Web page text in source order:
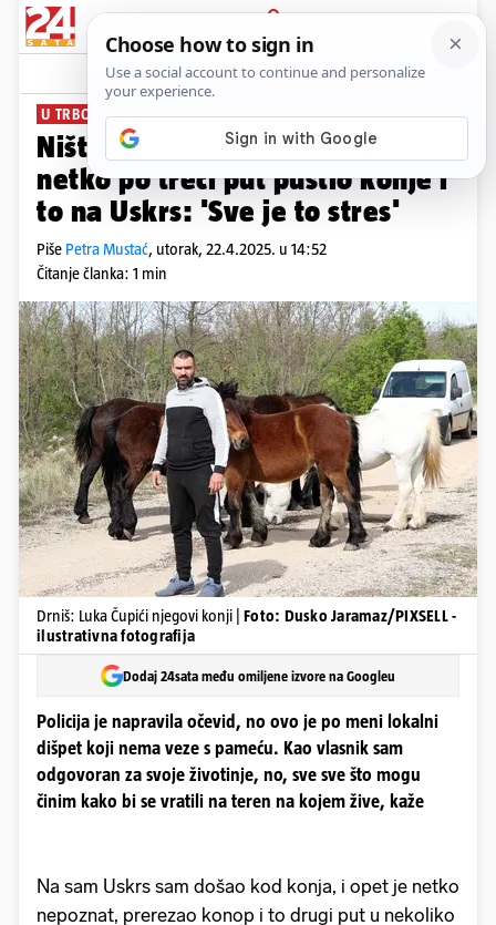
PRIJAVA
News Komentari
U TRBOUNJU
Ništa im nije sveto! Luki je
netko po treći put pustio konje i
to na Uskrs: 'Sve je to stres'
Piše Petra Mustać, utorak, 22.4.2025. u 14:52
Čitanje članka: 1 min
Drniš: Luka Čupići njegovi konji | Foto: Dusko Jaramaz/PIXSELL -
ilustrativna fotografija
Dodaj 24sata među omiljene izvore na Googleu
Policija je napravila očevid, no ovo je po meni lokalni
dišpet koji nema veze s pameću. Kao vlasnik sam
odgovoran za svoje životinje, no, sve sve što mogu
činim kako bi se vratili na teren na kojem žive, kaže
Na sam Uskrs sam došao kod konja, i opet je netko
nepoznat, prerezao konop i to drugi put u nekoliko